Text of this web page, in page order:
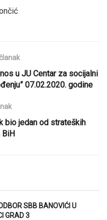
u JU Centar za socijalni
07.02.2020. godine
bio jedan od strateških
BiH
SBB BANOVIĆI U
GRAD 3